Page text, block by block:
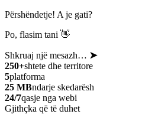
Përshëndetje! A je gati?
Po, flasim tani 👋
Shkruaj një mesazh… ➤
250+shtete dhe territore
5platforma
25 MBndarje skedarësh
24/7qasje nga webi
Gjithçka që të duhet